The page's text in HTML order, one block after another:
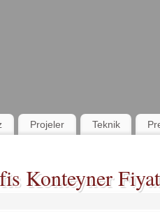
Projeler Teknik
Konteyner